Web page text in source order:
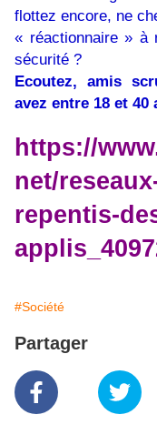
flottez encore, ne
« réactionnaire » à
sécurité ?
Ecoutez, amis
avez entre 18 et 40
https://
net/
repentis-
#Société
Partager